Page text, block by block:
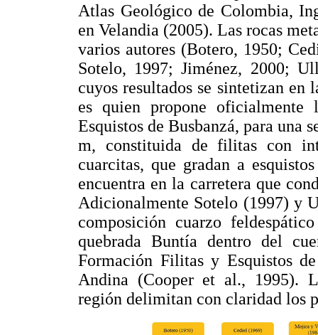
Atlas Geológico de Colombia,
en Velandia (2005). Las rocas
varios autores (Botero, 1950;
Sotelo, 1997; Jiménez, 2000;
cuyos resultados se sintetizan en
es quien propone
Esquistos de Busbanzá, para una
m, constituida de filitas con
cuarcitas, que gradan a
encuentra en la carretera que
Adicionalmente Sotelo (1997) y
composición cuarzo
quebrada Buntía dentro del
Formación Filitas y Esquistos
Andina (Cooper et al., 1995).
región delimitan con claridad los